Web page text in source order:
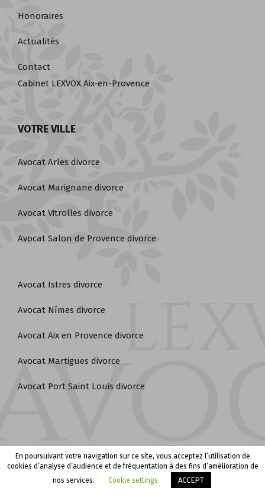
Accueil
Honoraires
Actualités
Cabinet LEXVOX Aix-en-Provence
Avocat Arles divorce
Avocat Marignane divorce
Avocat Salon de Provence divorce
Avocat Istres divorce
Avocat Nîmes divorce
Avocat Aix en Provence divorce
En poursuivant votre navigation sur ce site, vous acceptez l’utilisation de
cookies d’analyse d’audience et de fréquentation à des fins d’amélioration de
nos services.
Cookie settings ACCEPT
Appeler le cabinet Être rappelé